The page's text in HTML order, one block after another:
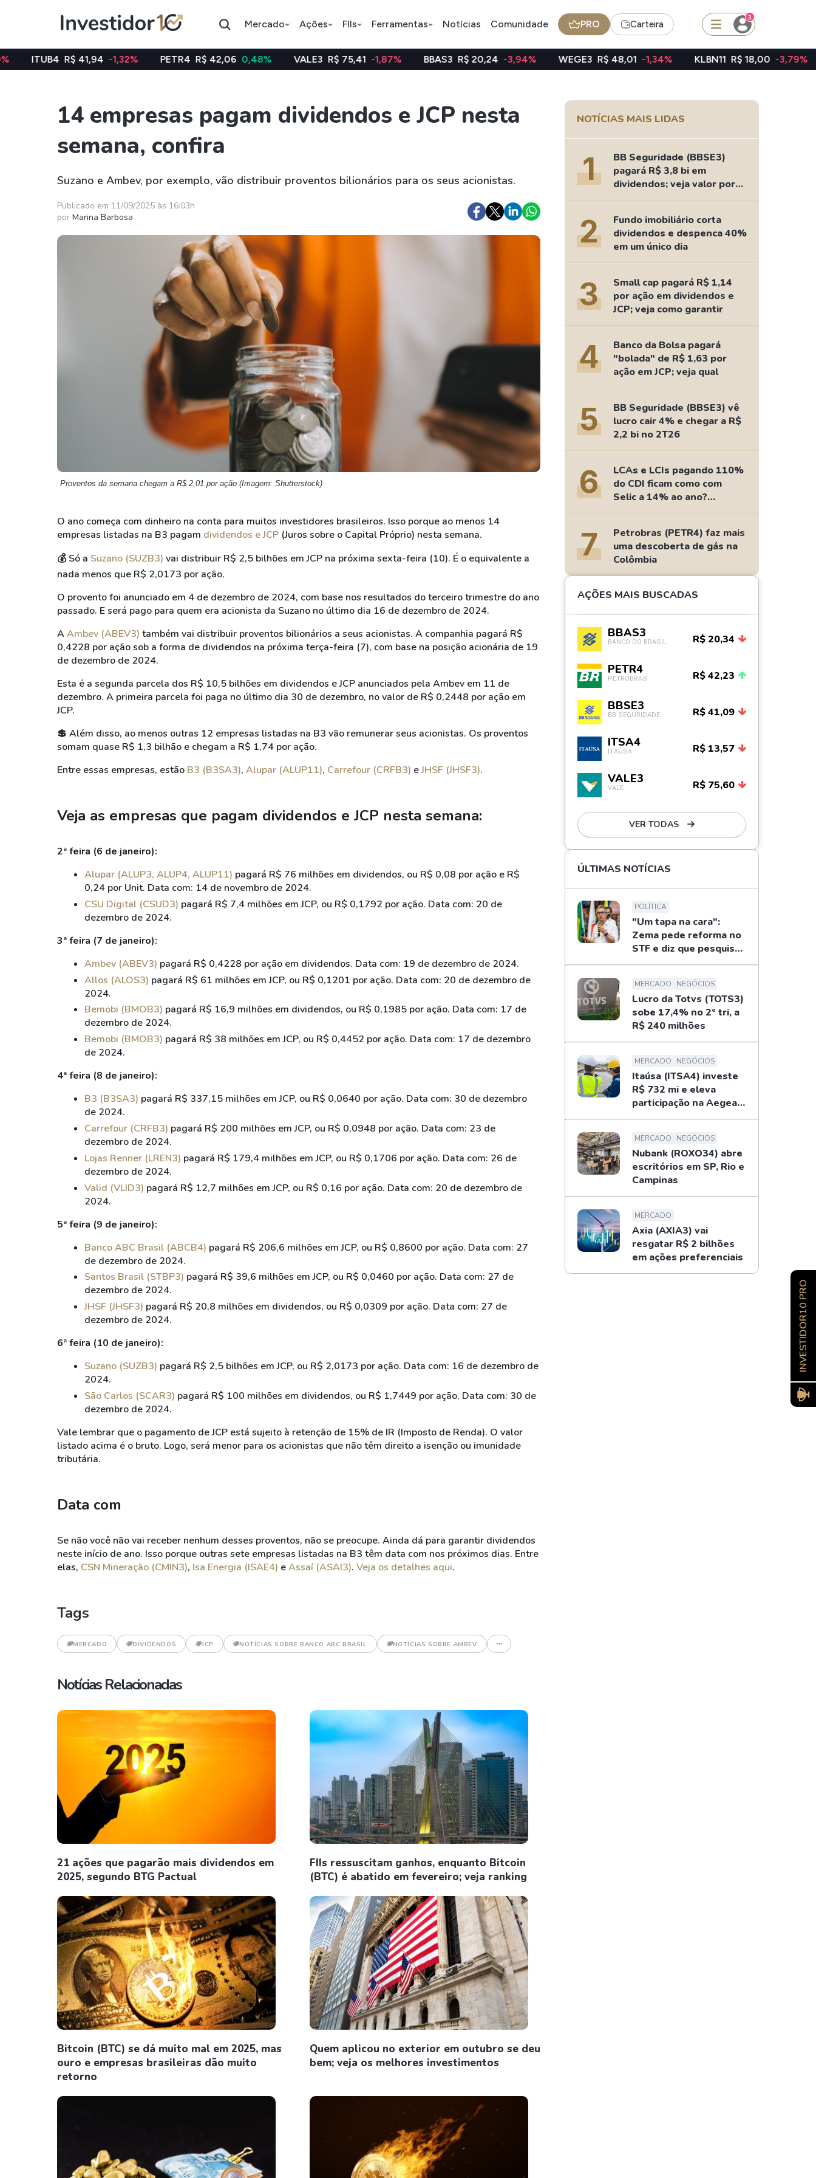
Mercado Ações FIIs Ferramentas Notícias Comunidade PRO Carteira
3
Assuntos do momento
Índice
Ibovespa
Índice
Selic TRXF11
Taesa
Itausa
RECR11
HGLG11
XPLG11
KNRI11
KNCR11
Ver todos
IVVB11
SMAL11
Apple
Criptomoedas
Bitcoin
Ethereum
Ideias
Agenda de Dividendos
Radar do Dividendo Inteligente
As Ações Mais Buscadas
Guia do Iniciante
R$ 41,94 -1,32% PETR4 R$ 42,06 0,48% VALE3 R$ 75,41 -1,87% BBAS3 R$ 20,24 -3,94% WEGE3 R$ 48,01 -1,34% KLBN11 R$ 18,00 -3,79% TAEE11
14 empresas pagam dividendos e JCP nesta
semana, confira
Suzano e Ambev, por exemplo, vão distribuir proventos bilionários para os seus acionistas.
Publicado em 11/09/2025 às 16:03h
por Marina Barbosa
Proventos da semana chegam a R$ 2,01 por ação (Imagem: Shutterstock)
O ano começa com dinheiro na conta para muitos investidores brasileiros. Isso porque ao menos 14
empresas listadas na B3 pagam dividendos e JCP (Juros sobre o Capital Próprio) nesta semana.
💰 Só a Suzano (SUZB3) vai distribuir R$ 2,5 bilhões em JCP na próxima sexta-feira (10). É o equivalente a
nada menos que R$ 2,0173 por ação.
O provento foi anunciado em 4 de dezembro de 2024, com base nos resultados do terceiro trimestre do ano
passado. E será pago para quem era acionista da Suzano no último dia 16 de dezembro de 2024.
AAmbev (ABEV3) também vai distribuir proventos bilionários a seus acionistas. A companhia pagará R$
0,4228 por ação sob a forma de dividendos na próxima terça-feira (7), com base na posição acionária de 19
de dezembro de 2024.
Esta é a segunda parcela dos R$ 10,5 bilhões em dividendos e JCP anunciados pela Ambev em 11 de
dezembro. A primeira parcela foi paga no último dia 30 de dezembro, no valor de R$ 0,2448 por ação em
JCP.
💲 Além disso, ao menos outras 12 empresas listadas na B3 vão remunerar seus acionistas. Os proventos
somam quase R$ 1,3 bilhão e chegam a R$ 1,74 por ação.
Entre essas empresas, estão B3 (B3SA3), Alupar (ALUP11), Carrefour (CRFB3) eJHSF (JHSF3).
Veja as empresas que pagam dividendos e JCP nesta semana:
2ª feira (6 de janeiro):
Alupar (ALUP3, ALUP4, ALUP11) pagará R$ 76 milhões em dividendos, ou R$ 0,08 por ação e R$
0,24 por Unit. Data com: 14 de novembro de 2024.
CSU Digital (CSUD3) pagará R$ 7,4 milhões em JCP, ou R$ 0,1792 por ação. Data com: 20 de
dezembro de 2024.
3ª feira (7 de janeiro):
Ambev (ABEV3) pagará R$ 0,4228 por ação em dividendos. Data com: 19 de dezembro de 2024.
Allos (ALOS3) pagará R$ 61 milhões em JCP, ou R$ 0,1201 por ação. Data com: 20 de dezembro de
2024.
Bemobi (BMOB3) pagará R$ 16,9 milhões em dividendos, ou R$ 0,1985 por ação. Data com: 17 de
dezembro de 2024.
Bemobi (BMOB3) pagará R$ 38 milhões em JCP, ou R$ 0,4452 por ação. Data com: 17 de dezembro
de 2024.
4ª feira (8 de janeiro):
B3 (B3SA3) pagará R$ 337,15 milhões em JCP, ou R$ 0,0640 por ação. Data com: 30 de dezembro
de 2024.
Carrefour (CRFB3) pagará R$ 200 milhões em JCP, ou R$ 0,0948 por ação. Data com: 23 de
dezembro de 2024.
Lojas Renner (LREN3) pagará R$ 179,4 milhões em JCP, ou R$ 0,1706 por ação. Data com: 26 de
dezembro de 2024.
Valid (VLID3) pagará R$ 12,7 milhões em JCP, ou R$ 0,16 por ação. Data com: 20 de dezembro de
2024.
5ª feira (9 de janeiro):
Banco ABC Brasil (ABCB4) pagará R$ 206,6 milhões em JCP, ou R$ 0,8600 por ação. Data com: 27
de dezembro de 2024.
Santos Brasil (STBP3) pagará R$ 39,6 milhões em JCP, ou R$ 0,0460 por ação. Data com: 27 de
dezembro de 2024.
JHSF (JHSF3) pagará R$ 20,8 milhões em dividendos, ou R$ 0,0309 por ação. Data com: 27 de
dezembro de 2024.
6ª feira (10 de janeiro):
Suzano (SUZB3) pagará R$ 2,5 bilhões em JCP, ou R$ 2,0173 por ação. Data com: 16 de dezembro de
2024.
São Carlos (SCAR3) pagará R$ 100 milhões em dividendos, ou R$ 1,7449 por ação. Data com: 30 de
dezembro de 2024.
Vale lembrar que o pagamento de JCP está sujeito à retenção de 15% de IR (Imposto de Renda). O valor
listado acima é o bruto. Logo, será menor para os acionistas que não têm direito a isenção ou imunidade
tributária.
Data com
Se não você não vai receber nenhum desses proventos, não se preocupe. Ainda dá para garantir dividendos
neste início de ano. Isso porque outras sete empresas listadas na B3 têm data com nos próximos dias. Entre
elas, CSN Mineração (CMIN3), Isa Energia (ISAE4) eAssaí (ASAI3). Veja os detalhes aqui.
Tags
MERCADO DIVIDENDOS JCP NOTÍCIAS SOBRE BANCO ABC BRASIL NOTÍCIAS SOBRE AMBEV
Notícias Relacionadas
21 ações que pagarão mais dividendos em
2025, segundo BTG Pactual
FIIs ressuscitam ganhos, enquanto Bitcoin
(BTC) é abatido em fevereiro; veja ranking
Bitcoin (BTC) se dá muito mal em 2025, mas
ouro e empresas brasileiras dão muito
retorno
Quem aplicou no exterior em outubro se deu
bem; veja os melhores investimentos
NOTÍCIAS MAIS LIDAS
1
BB Seguridade (BBSE3)
pagará R$ 3,8 bi em
dividendos; veja valor por
ação
2
Fundo imobiliário corta
dividendos e despenca 40%
em um único dia
3
Small cap pagará R$ 1,14
por ação em dividendos e
JCP; veja como garantir
4
Banco da Bolsa pagará
"bolada" de R$ 1,63 por
ação em JCP; veja qual
5
BB Seguridade (BBSE3) vê
lucro cair 4% e chegar a R$
2,2 bi no 2T26
6
LCAs e LCIs pagando 110%
do CDI ficam como com
Selic a 14% ao ano?
Fizemos as contas
7
Petrobras (PETR4) faz mais
uma descoberta de gás na
Colômbia
AÇÕES MAIS BUSCADAS
BBAS3
BANCO DO BRASIL R$ 20,34
PETR4
PETROBRAS R$ 42,23
BBSE3
BB SEGURIDADE R$ 41,09
ITSA4
ITAÚSA R$ 13,57
VALE3
VALE R$ 75,60
VER TODAS
ÚLTIMAS NOTÍCIAS
POLÍTICA
"Um tapa na cara":
Zema pede reforma no
STF e diz que pesquisas
não definem eleições
MERCADO NEGÓCIOS
Lucro da Totvs (TOTS3)
sobe 17,4% no 2º tri, a
R$ 240 milhões
MERCADO NEGÓCIOS
Itaúsa (ITSA4) investe
R$ 732 mi e eleva
participação na Aegea
para 14%
MERCADO NEGÓCIOS
Nubank (ROXO34) abre
escritórios em SP, Rio e
Campinas
MERCADO
Axia (AXIA3) vai
resgatar R$ 2 bilhões
em ações preferenciais
INVESTIDOR10 PRO